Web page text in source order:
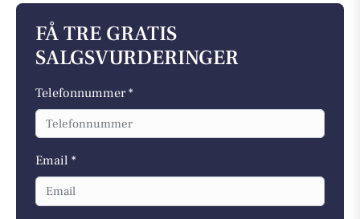
FÅ TRE GRATIS
SALGSVURDERINGER
Telefonnummer *
Email *